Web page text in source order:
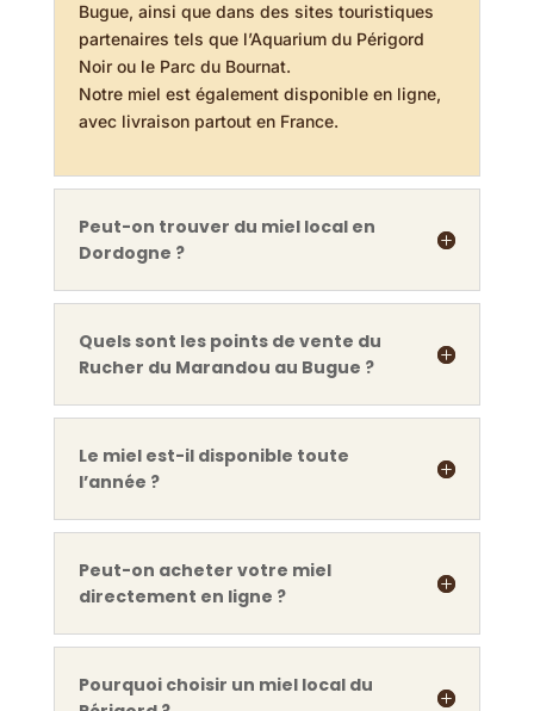
Bugue, ainsi que dans des sites touristiques
partenaires tels que l’Aquarium du Périgord
Noir ou le Parc du Bournat.
Notre miel est également disponible en ligne,
avec livraison partout en France.
Peut-on trouver du miel local en
Dordogne ?
Quels sont les points de vente du
Rucher du Marandou au Bugue ?
Le miel est-il disponible toute
l’année ?
Peut-on acheter votre miel
directement en ligne ?
Pourquoi choisir un miel local du